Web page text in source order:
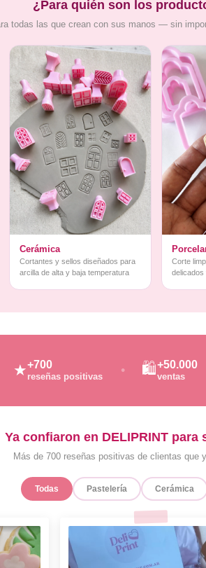
¿Para quién son los
todas las que crean con sus manos — sin
Cerámica
Cortantes y sellos diseñados para
arcilla de alta y baja temperatura
Corte
delicados
★+700
reseñas positivas 🛍️+50.000
ventas
Ya confiaron en DELIPRINT
Más de 700 reseñas positivas de clientas que
Todas Pastelería Cerámica